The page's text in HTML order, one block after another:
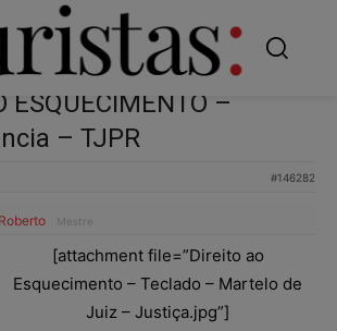
ESQUECIMENTO –
– TJPR
#146282
Mestre
[attachment file=”Direito ao
Esquecimento – Teclado – Martelo de
Juiz – Justiça.jpg”]